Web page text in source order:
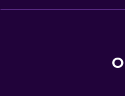
Wifi gratis